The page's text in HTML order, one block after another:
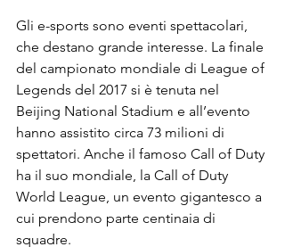
Gli e-sports sono eventi spettacolari,
che destano grande interesse. La finale
del campionato mondiale di League of
Legends del 2017 si è tenuta nel
Beijing National Stadium e all’evento
hanno assistito circa 73 milioni di
spettatori. Anche il famoso Call of Duty
ha il suo mondiale, la Call of Duty
World League, un evento gigantesco a
cui prendono parte centinaia di
squadre.